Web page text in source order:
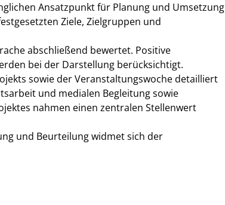
Ansatzpunkt für Planung und Umsetzung
Ziele, Zielgruppen und
abschließend bewertet. Positive
bei der Darstellung berücksichtigt.
sowie der Veranstaltungswoche detailliert
und medialen Begleitung sowie
nahmen einen zentralen Stellenwert
und Beurteilung widmet sich der